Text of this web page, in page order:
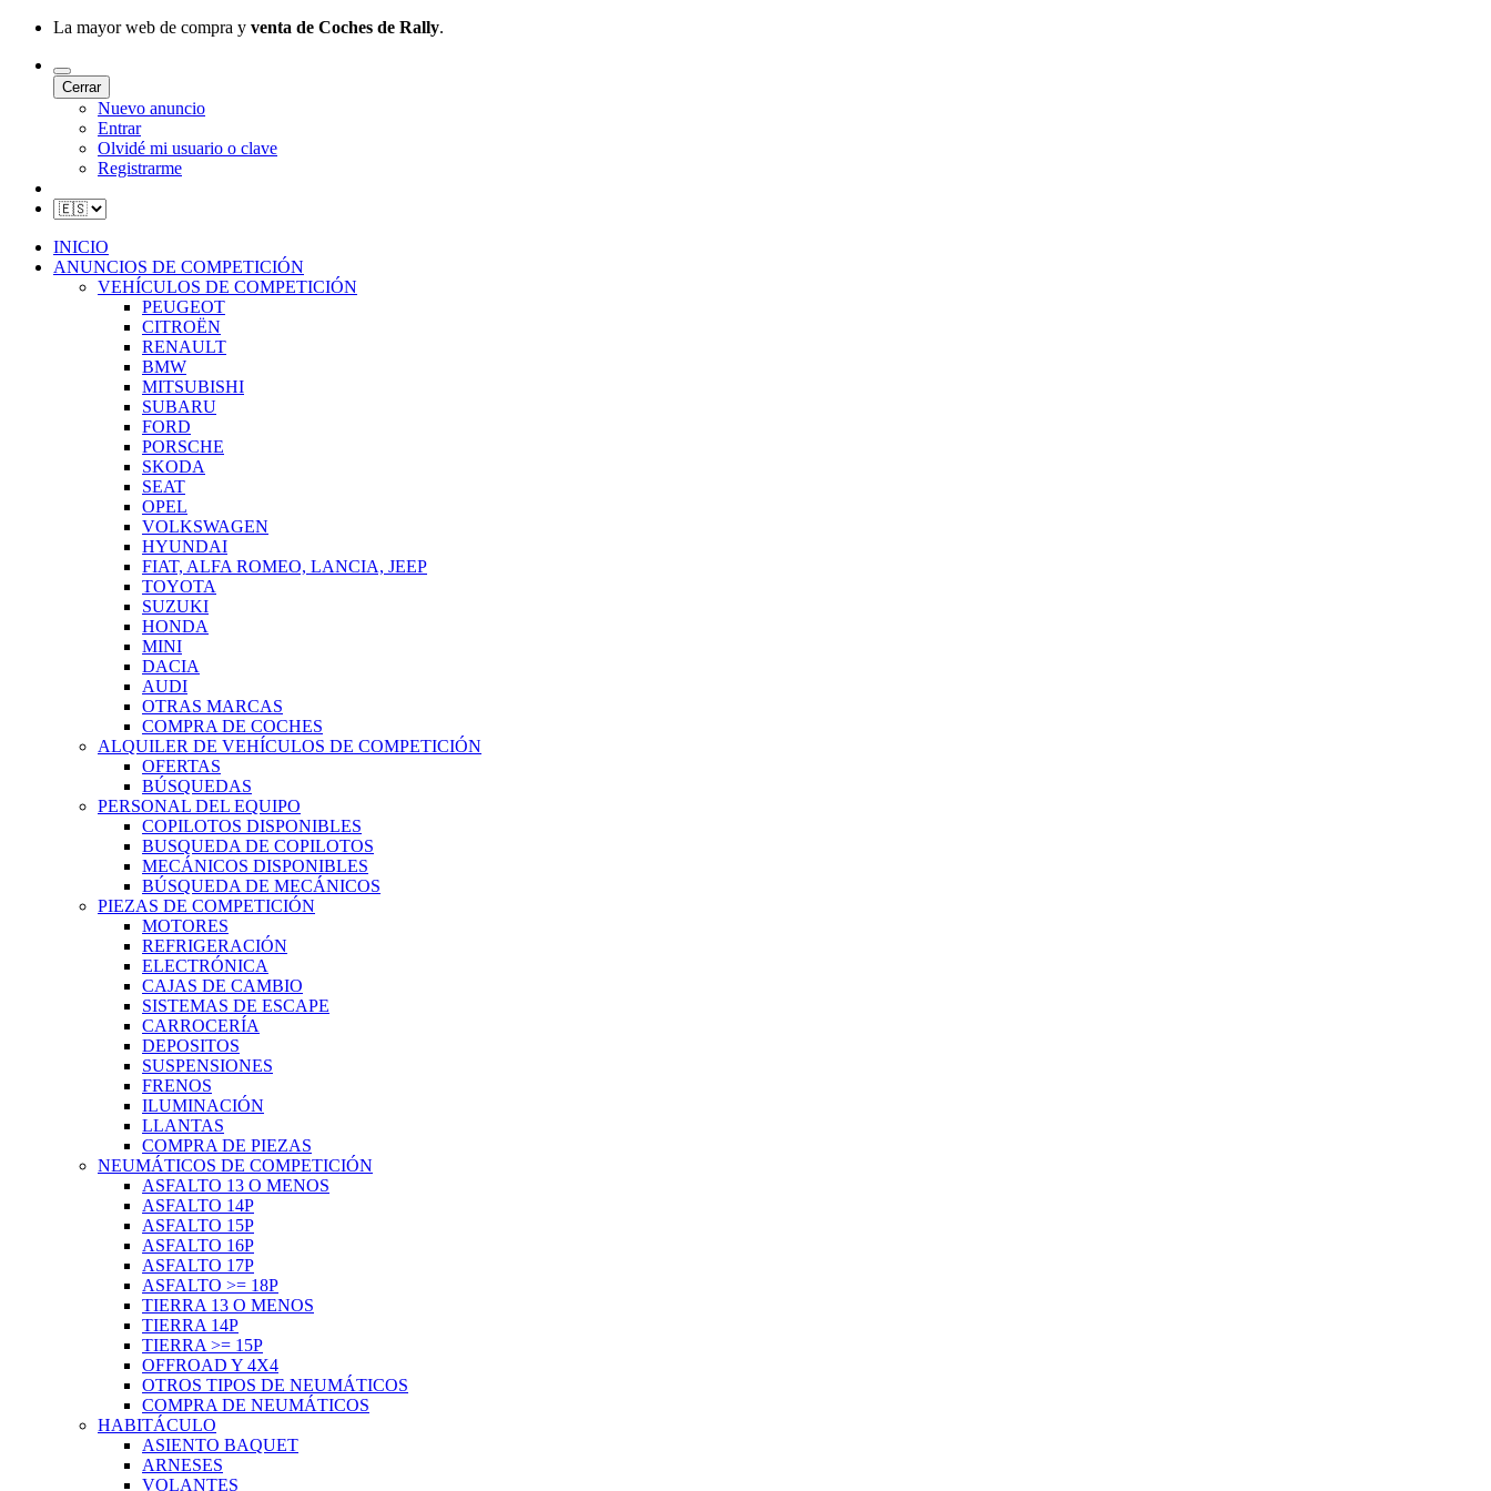
La mayor web de compra y venta de Coches de Rally.
Cerrar
Nuevo anuncio
Entrar
Olvidé mi usuario o clave
Registrarme
INICIO
ANUNCIOS DE COMPETICIÓN
VEHÍCULOS DE COMPETICIÓN
PEUGEOT
CITROËN
RENAULT
BMW
MITSUBISHI
SUBARU
FORD
PORSCHE
SKODA
SEAT
OPEL
VOLKSWAGEN
HYUNDAI
FIAT, ALFA ROMEO, LANCIA, JEEP
TOYOTA
SUZUKI
HONDA
MINI
DACIA
AUDI
OTRAS MARCAS
COMPRA DE COCHES
ALQUILER DE VEHÍCULOS DE COMPETICIÓN
OFERTAS
BÚSQUEDAS
PERSONAL DEL EQUIPO
COPILOTOS DISPONIBLES
BUSQUEDA DE COPILOTOS
MECÁNICOS DISPONIBLES
BÚSQUEDA DE MECÁNICOS
PIEZAS DE COMPETICIÓN
MOTORES
REFRIGERACIÓN
ELECTRÓNICA
CAJAS DE CAMBIO
SISTEMAS DE ESCAPE
CARROCERÍA
DEPOSITOS
SUSPENSIONES
FRENOS
ILUMINACIÓN
LLANTAS
COMPRA DE PIEZAS
NEUMÁTICOS DE COMPETICIÓN
ASFALTO 13 O MENOS
ASFALTO 14P
ASFALTO 15P
ASFALTO 16P
ASFALTO 17P
ASFALTO >= 18P
TIERRA 13 O MENOS
TIERRA 14P
TIERRA >= 15P
OFFROAD Y 4X4
OTROS TIPOS DE NEUMÁTICOS
COMPRA DE NEUMÁTICOS
HABITÁCULO
ASIENTO BAQUET
ARNESES
VOLANTES